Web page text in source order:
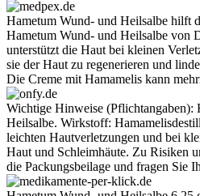
Hametum Wund- und Heilsalbe hilft
Hametum Wund- und Heilsalbe von
unterstützt die Haut bei kleinen
sie der Haut zu regenerieren und
Die Creme mit Hamamelis kann
Wichtige Hinweise (Pflichtangaben):
Heilsalbe. Wirkstoff:
leichten Hautverletzungen und bei
Haut und Schleimhäute. Zu Risiken
die Packungsbeilage und fragen Sie